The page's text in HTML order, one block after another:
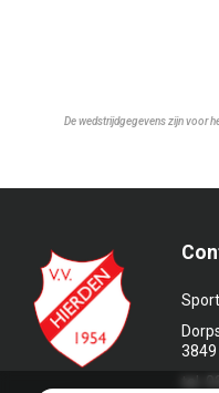
De wedstrijdgegevens zijn voor
3849